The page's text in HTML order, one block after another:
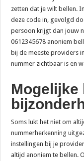
zetten dat je wilt bellen.
deze code in, gevolgd
persoon krijgt dan jouw
0612345678 anoniem
bij de meeste providers
nummer zichtbaar is en
Mogelijke
Soms lukt het niet om
nummerherkenning
instellingen bij je
altijd anoniem te bellen.